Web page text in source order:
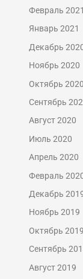
Февраль 2021
Январь 2021
Декабрь
Ноябрь 2020
Октябрь 2020
Сентябрь
Август 2020
Июль 2020
Апрель 2020
Февраль
Декабрь
Ноябрь 2019
Октябрь 2019
Сентябрь
Август 2019